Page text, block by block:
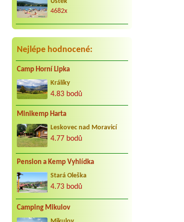
Václav Vacula*****
Za nás to nej co může být. Jezdíme s
kar. cca 25 let do Jindřiše vždy
4682x
Nejlépe hodnocené:
Camp Horní Lipka
Králíky
4.83 bodů
Minikemp Harta
Leskovec nad Moravicí
4.77 bodů
Pension a Kemp Vyhlídka
Stará Oleška
4.73 bodů
Camping Mikulov